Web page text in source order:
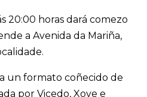
20:00 horas dará comezo
a Avenida da Mariña,
un formato coñecido de
por Vicedo, Xove e